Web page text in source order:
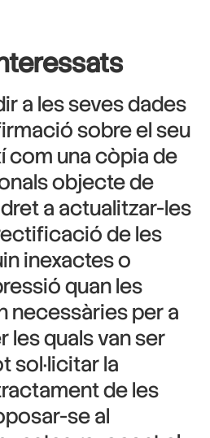
a les seves dades
sobre el seu
com una còpia de
objecte de
a actualitzar-les
de les
inexactes o
quan les
necessàries per a
les quals van ser
sol·licitar la
de les
se al